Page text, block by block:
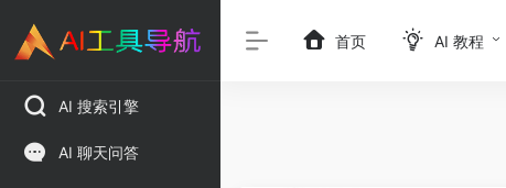
AI 搜索引擎
AI 聊天问答
首页 AI 教程